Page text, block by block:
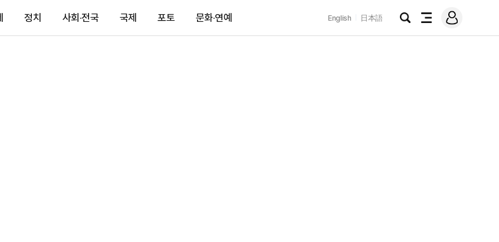
정치 사회·전국 국제 포토 문화·연예 English 日本語
검
전
메
그